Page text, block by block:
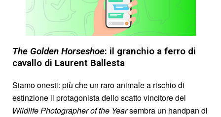
The Golden Horseshoe: il granchio a ferro di
cavallo di Laurent Ballesta
Siamo onesti: più che un raro animale a rischio di
estinzione il protagonista dello scatto vincitore del
Wildlife Photographer of the Yearsembra un handpan di